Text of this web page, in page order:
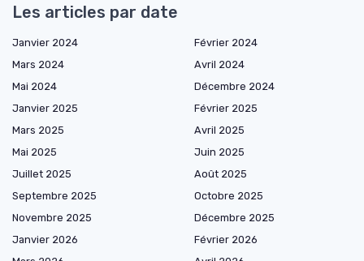
Les articles par date
Janvier 2024
Février 2024
Mars 2024
Avril 2024
Mai 2024
Décembre 2024
Janvier 2025
Février 2025
Mars 2025
Avril 2025
Mai 2025
Juin 2025
Juillet 2025
Août 2025
Septembre 2025
Octobre 2025
Novembre 2025
Décembre 2025
Janvier 2026
Février 2026